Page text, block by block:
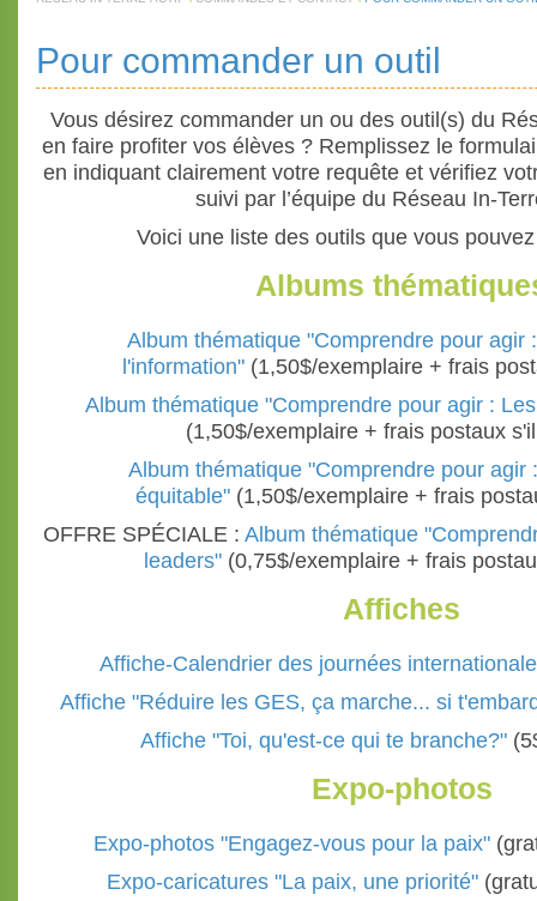
Pour commander un outil
Vous désirez commander un ou des outil(s) du
en faire profiter vos élèves ? Remplissez le
en indiquant clairement votre requête et vérifiez
suivi par l’équipe du Réseau In-
Voici une liste des outils que vous
Albums
Album thématique "Comprendre pour agir
l'information"(1,50$/exemplaire + frais
Album thématique "Comprendre pour agir :
(1,50$/exemplaire + frais postaux
Album thématique "Comprendre pour agir
équitable" (1,50$/exemplaire + frais
OFFRE SPÉCIALE : Album thématique
leaders" (0,75$/exemplaire + frais
Affiches
Affiche-Calendrier des journées
Affiche "Réduire les GES, ça marche... si
Affiche "Toi, qu'est-ce qui te branche?"
Expo-photos
Expo-photos "Engagez-vous pour la paix"
Expo-caricatures "La paix, une priorité"